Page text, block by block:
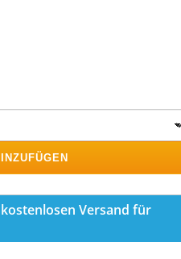
Versand für